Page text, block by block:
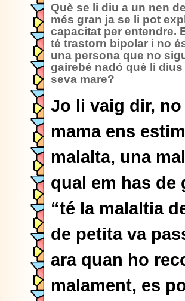
Què se li diu a un nen
més gran ja se li pot
capacitat per entendre.
té trastorn bipolar i no
una persona que no
gairebé nadó què li
seva mare?
Jo li vaig dir,
mama ens
malalta, una
qual em has de
“té la malaltia
de petita va
ara quan ho
malament, es